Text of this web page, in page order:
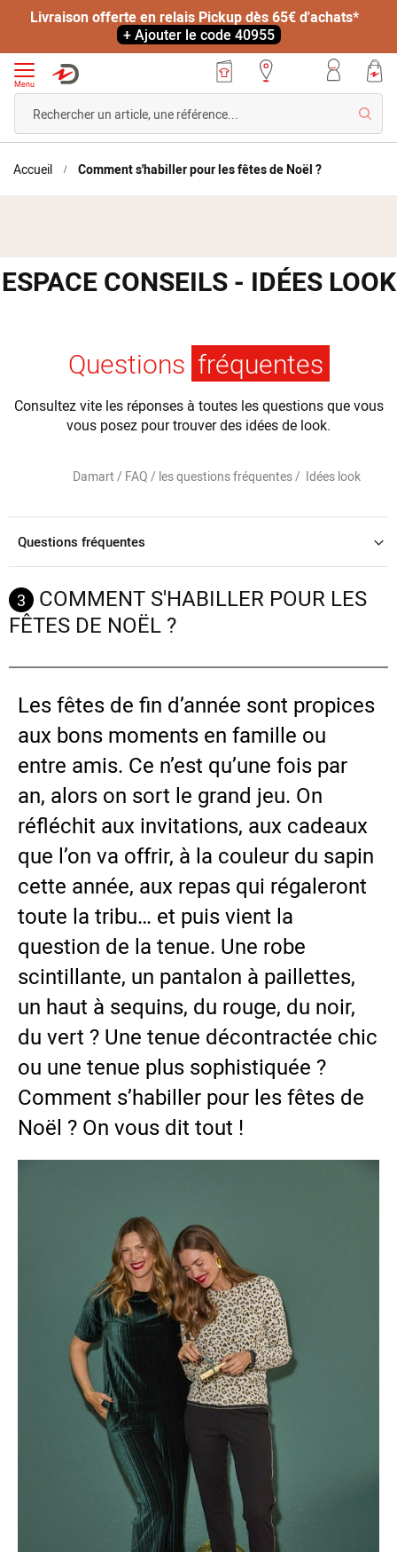
Livraison offerte en relais Pickup dès 65€ d'achats*
+ Ajouter le code 40955
Menu
Accueil Comment s'habiller pour les fêtes de Noël ?
ESPACE CONSEILS - IDÉES LOOK
Questions fréquentes
Consultez vite les réponses à toutes les questions que vous
vous posez pour trouver des idées de look.
Damart / FAQ / les questions fréquentes / Idées look
Questions fréquentes
3
COMMENT S'HABILLER POUR LES
FÊTES DE NOËL ?
Les fêtes de fin d’année sont propices
aux bons moments en famille ou
entre amis. Ce n’est qu’une fois par
an, alors on sort le grand jeu. On
réfléchit aux invitations, aux cadeaux
que l’on va offrir, à la couleur du sapin
cette année, aux repas qui régaleront
toute la tribu… et puis vient la
question de la tenue. Une robe
scintillante, un pantalon à paillettes,
un haut à sequins, du rouge, du noir,
du vert ? Une tenue décontractée chic
ou une tenue plus sophistiquée ?
Comment s’habiller pour les fêtes de
Noël ? On vous dit tout !